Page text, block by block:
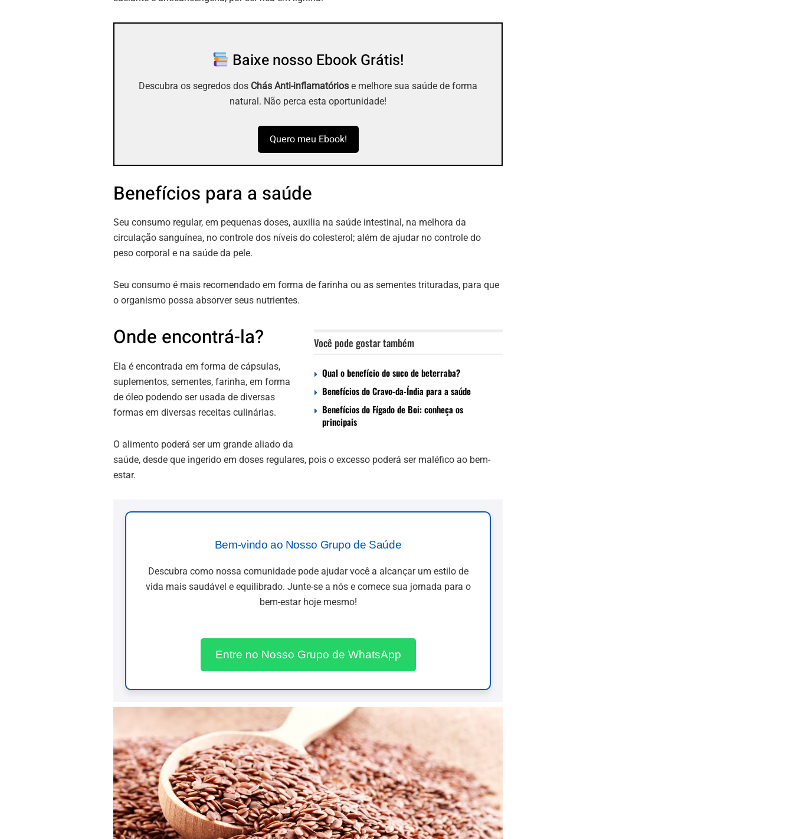
Baixe nosso Ebook Grátis!
Descubra os segredos dos Chás Anti-inflamatórios e melhore sua saúde de forma
natural. Não perca esta oportunidade!
Quero meu Ebook!
Benefícios para a saúde
Seu consumo regular, em pequenas doses, auxilia na saúde intestinal, na melhora da
circulação sanguínea, no controle dos níveis do colesterol; além de ajudar no controle do
peso corporal e na saúde da pele.
Seu consumo é mais recomendado em forma de farinha ou as sementes trituradas, para que
o organismo possa absorver seus nutrientes.
Você pode gostar também
Qual o benefício do suco de beterraba?
Benefícios do Cravo-da-Índia para a saúde
Benefícios do Fígado de Boi: conheça os
principais
Onde encontrá-la?
Ela é encontrada em forma de cápsulas,
suplementos, sementes, farinha, em forma
de óleo podendo ser usada de diversas
formas em diversas receitas culinárias.
O alimento poderá ser um grande aliado da
saúde, desde que ingerido em doses regulares, pois o excesso poderá ser maléfico ao bem-
estar.
Bem-vindo ao Nosso Grupo de Saúde
Descubra como nossa comunidade pode ajudar você a alcançar um estilo de
vida mais saudável e equilibrado. Junte-se a nós e comece sua jornada para o
bem-estar hoje mesmo!
Entre no Nosso Grupo de WhatsApp